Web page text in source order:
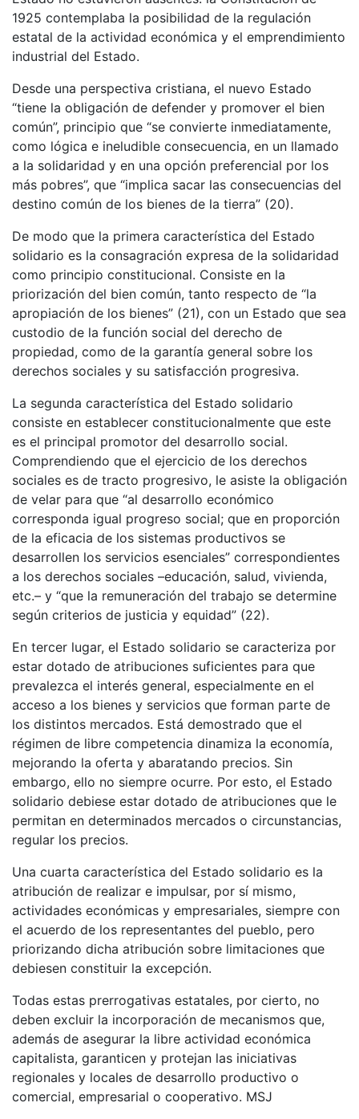
1925 contemplaba la posibilidad de la regulación
estatal de la actividad económica y el emprendimiento
industrial del Estado.
Desde una perspectiva cristiana, el nuevo Estado
“tiene la obligación de defender y promover el bien
común”, principio que “se convierte inmediatamente,
como lógica e ineludible consecuencia, en un llamado
a la solidaridad y en una opción preferencial por los
más pobres”, que “implica sacar las consecuencias del
destino común de los bienes de la tierra” (20).
De modo que la primera característica del Estado
solidario es la consagración expresa de la solidaridad
como principio constitucional. Consiste en la
priorización del bien común, tanto respecto de “la
apropiación de los bienes” (21), con un Estado que sea
custodio de la función social del derecho de
propiedad, como de la garantía general sobre los
derechos sociales y su satisfacción progresiva.
La segunda característica del Estado solidario
consiste en establecer constitucionalmente que este
es el principal promotor del desarrollo social.
Comprendiendo que el ejercicio de los derechos
sociales es de tracto progresivo, le asiste la obligación
de velar para que “al desarrollo económico
corresponda igual progreso social; que en proporción
de la eficacia de los sistemas productivos se
desarrollen los servicios esenciales” correspondientes
a los derechos sociales –educación, salud, vivienda,
etc.– y “que la remuneración del trabajo se determine
según criterios de justicia y equidad” (22).
En tercer lugar, el Estado solidario se caracteriza por
estar dotado de atribuciones suficientes para que
prevalezca el interés general, especialmente en el
acceso a los bienes y servicios que forman parte de
los distintos mercados. Está demostrado que el
régimen de libre competencia dinamiza la economía,
mejorando la oferta y abaratando precios. Sin
embargo, ello no siempre ocurre. Por esto, el Estado
solidario debiese estar dotado de atribuciones que le
permitan en determinados mercados o circunstancias,
regular los precios.
Una cuarta característica del Estado solidario es la
atribución de realizar e impulsar, por sí mismo,
actividades económicas y empresariales, siempre con
el acuerdo de los representantes del pueblo, pero
priorizando dicha atribución sobre limitaciones que
debiesen constituir la excepción.
Todas estas prerrogativas estatales, por cierto, no
deben excluir la incorporación de mecanismos que,
además de asegurar la libre actividad económica
capitalista, garanticen y protejan las iniciativas
regionales y locales de desarrollo productivo o
comercial, empresarial o cooperativo. MSJ